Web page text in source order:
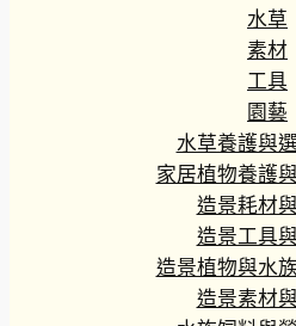
水草
素材
工具
園藝
水草養護與
家居植物養護
造景耗材
造景工具
造景植物與水
造景素材